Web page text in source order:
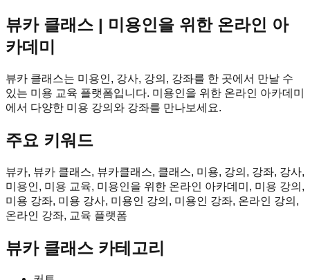
뷰카 클래스 | 미용인을 위한 온라인 아
카데미
뷰카 클래스는 미용인, 강사, 강의, 강좌를 한 곳에서 만날 수
있는 미용 교육 플랫폼입니다. 미용인을 위한 온라인 아카데미
에서 다양한 미용 강의와 강좌를 만나보세요.
주요 키워드
뷰카, 뷰카 클래스, 뷰카클래스, 클래스, 미용, 강의, 강좌, 강사,
미용인, 미용 교육, 미용인을 위한 온라인 아카데미, 미용 강의,
미용 강좌, 미용 강사, 미용인 강의, 미용인 강좌, 온라인 강의,
온라인 강좌, 교육 플랫폼
뷰카 클래스 카테고리